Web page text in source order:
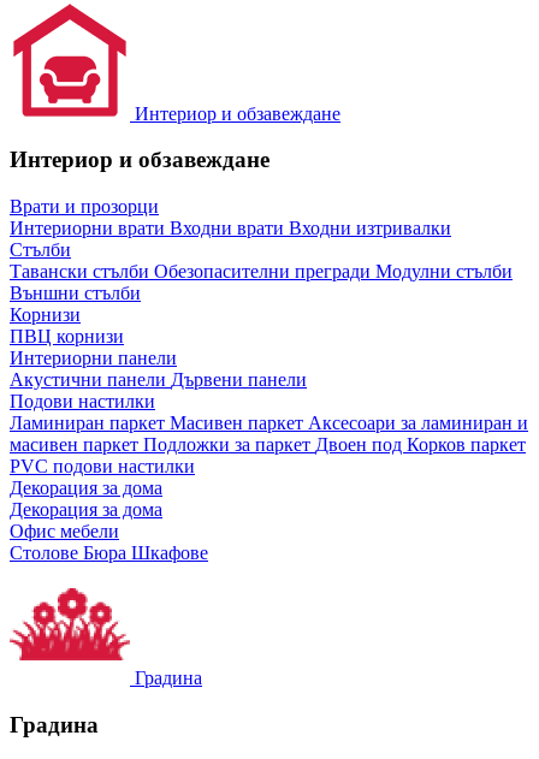
Интериор и обзавеждане
Интериор и обзавеждане
Врати и прозорци
Интериорни врати Входни врати Входни изтривалки
Стълби
Тавански стълби Обезопасителни прегради Модулни стълби
Външни стълби
Корнизи
ПВЦ корнизи
Интериорни панели
Акустични панели Дървени панели
Подови настилки
Ламиниран паркет Масивен паркет Аксесоари за ламиниран и
масивен паркет Подложки за паркет Двоен под Корков паркет
PVC подови настилки
Декорация за дома
Декорация за дома
Офис мебели
Столове Бюра Шкафове
Градина
Градина